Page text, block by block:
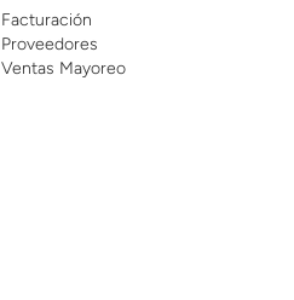
Facturación
Proveedores
Ventas Mayoreo